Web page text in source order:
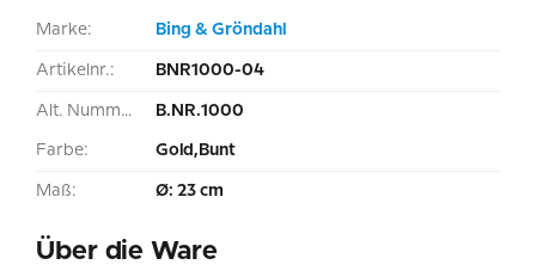
Marke: Bing & Gröndahl
Artikelnr.: BNR1000-04
Alt. Nummer: B.NR.1000
Farbe: Gold,Bunt
Maß: Ø: 23 cm
Über die Ware